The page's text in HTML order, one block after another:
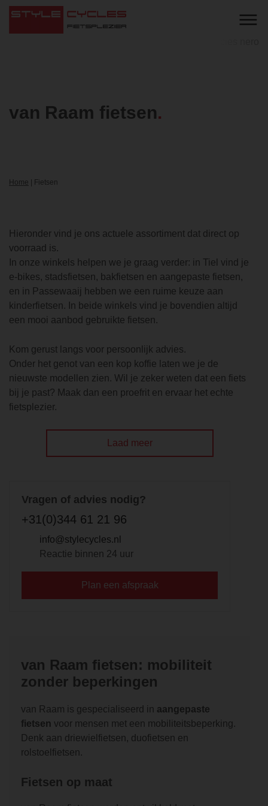
van Raam fietsen
Home Fietsen
Vragen of advies nodig?
+31(0)344 61 21 96
info@stylecycles.nl
Reactie binnen 24 uur
Plan een afspraak
Hieronder vind je ons actuele assortiment dat direct op
voorraad is.
In onze winkels helpen we je graag verder: in Tiel vind je
e-bikes, stadsfietsen, bakfietsen en aangepaste fietsen,
en in Passewaaij hebben we een ruime keuze aan
kinderfietsen. In beide winkels vind je bovendien altijd
een mooi aanbod gebruikte fietsen.
Kom gerust langs voor persoonlijk advies.
Onder het genot van een kop koffie laten we je de
nieuwste modellen zien. Wil je zeker weten dat een fiets
bij je past? Maak dan een proefrit en ervaar het echte
fietsplezier.
Laad meer
van Raam fietsen: mobiliteit
zonder beperkingen
van Raam is gespecialiseerd in aangepaste
fietsen voor mensen met een mobiliteitsbeperking.
Denk aan driewielfietsen, duofietsen en
rolstoelfietsen.
Fietsen op maat